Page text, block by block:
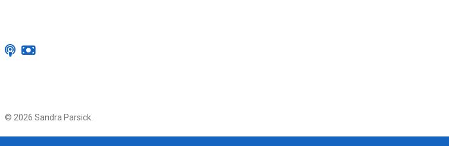
© 2026 Sandra Parsick.